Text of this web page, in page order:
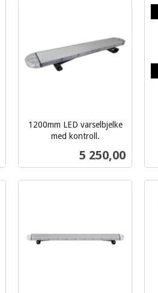
1200mm LED varselbjelke
med kontroll.
Pris
5 250,00